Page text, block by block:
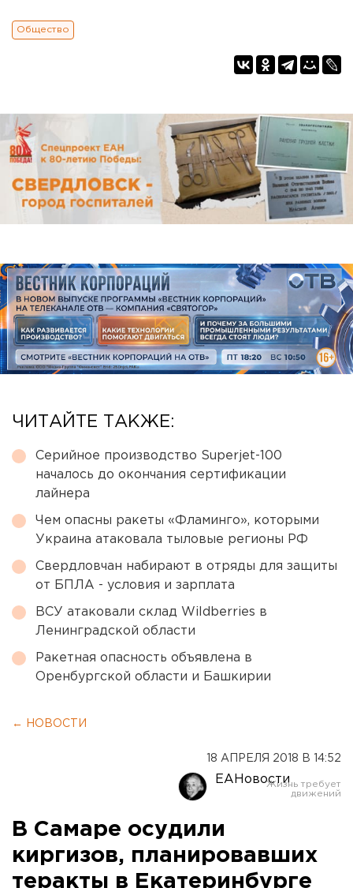
Общество
ЧИТАЙТЕ ТАКЖЕ:
Серийное производство Superjet-100
началось до окончания сертификации
лайнера
Чем опасны ракеты «Фламинго», которыми
Украина атаковала тыловые регионы РФ
Свердловчан набирают в отряды для защиты
от БПЛА - условия и зарплата
ВСУ атаковали склад Wildberries в
Ленинградской области
Ракетная опасность объявлена в
Оренбургской области и Башкирии
← НОВОСТИ
18 АПРЕЛЯ 2018 В 14:52
ЕАНовости
В Самаре осудили
киргизов, планировавших
теракты в Екатеринбурге